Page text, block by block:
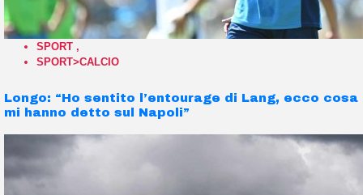
SPORT ,
SPORT>CALCIO
Longo: “Ho sentito l’entourage di Lang, ecco cosa
mi hanno detto sul Napoli”